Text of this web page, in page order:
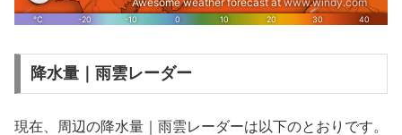
降水量｜雨雲レーダー
現在、周辺の降水量｜雨雲レーダーは以下のとおりです。